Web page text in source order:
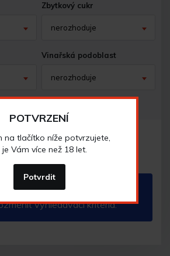
Zbytkový cukr
nerozhoduje
Vinařská podoblast
nerozhoduje
neodpovídá žádný produkt.
vyhledávací kritéria.
POTVRZENÍ
na tlačítko níže potvrzujete,
je Vám více než 18 let.
Potvrdit